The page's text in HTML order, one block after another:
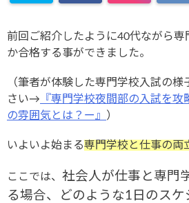
前回ご紹介したように40代ながら専
か合格する事ができました。
（筆者が体験した専門学校入試の
さい→ 『専門学校夜間部の入試を攻
の雰囲気とは？ー』
）
いよいよ始まる専門学校と仕事の両
ここでは、 社会人が仕事と専門
る場合、どのような1日のスケ